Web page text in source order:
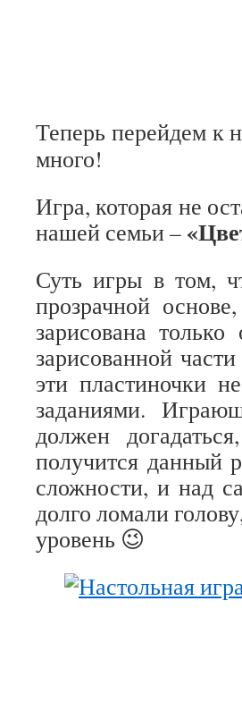
Теперь перейдем к
много!
Игра, которая не
нашей семьи –
Суть игры в том,
прозрачной
зарисована
зарисованной
эти пластиночки
заданиями.
должен
получится данный
сложности, и над
долго ломали
уровень 😉